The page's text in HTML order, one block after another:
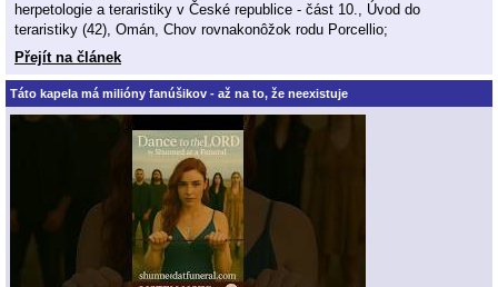
herpetologie a teraristiky v České republice - část 10., Úvod do
teraristiky (42), Omán, Chov rovnakonôžok rodu Porcellio;
Přejít na článek
Táto kapela má milióny fanúšikov - až na to, že neexistuje